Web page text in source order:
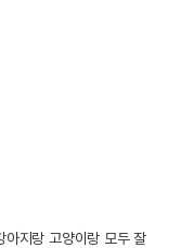
아지랑 고양이랑 모두 잘